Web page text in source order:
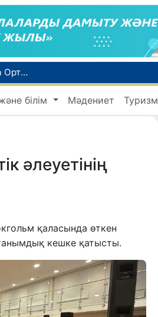
WTTC есебінде Өзбекстан туризмнің өсу қарқыны бойынша Орталық Азияда бірінші орынға шықты
Мүмкіндігі шектеулі талапкерлерге қабылдау емтихандарында қосымша уақыт беріледі
білім Мәдениет Туризм
әлеуетінің
қаласында өткен
кешке қатысты.